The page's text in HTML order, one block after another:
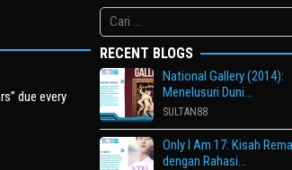
due every
Cari
untuk:
RECENT BLOGS
National Gallery (2014):
Menelusuri Duni…
SULTAN88
Only I Am 17: Kisah
dengan Rahasi…